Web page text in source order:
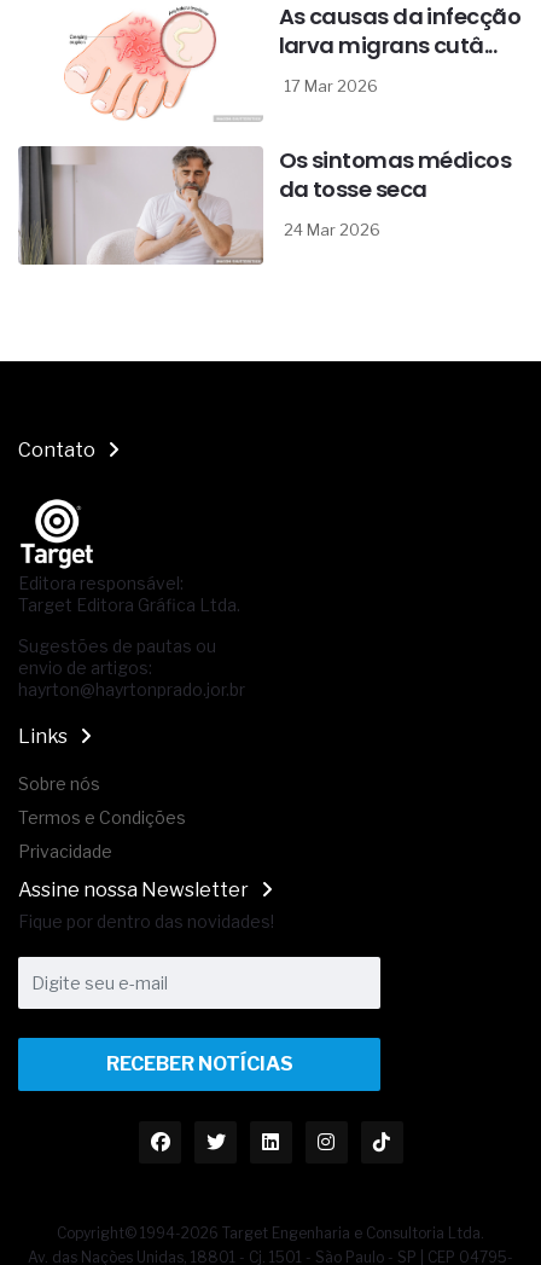
As causas da infecção
larva migrans cutâ...
17 Mar 2026
Os sintomas médicos
da tosse seca
24 Mar 2026
Contato
Editora responsável:
Target Editora Gráfica Ltda.
Sugestões de pautas ou
envio de artigos:
hayrton@hayrtonprado.jor.br
Links
Sobre nós
Termos e Condições
Privacidade
Assine nossa Newsletter
Fique por dentro das novidades!
RECEBER NOTÍCIAS
Copyright© 1994-2026 Target Engenharia e Consultoria Ltda.
Av. das Nações Unidas, 18801 - Cj. 1501 - São Paulo - SP | CEP 04795-